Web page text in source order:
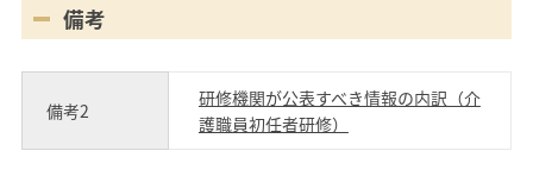
備考
備考2
研修機関が公表すべき情報の内訳（介
護職員初任者研修）